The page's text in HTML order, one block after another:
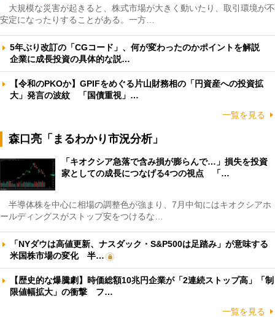
大規模な災害が起きると、株式市場が大きく動いたり、取引環境が不
安定になったりすることがある。一方…
5年ぶり改訂の「CGコード」、何が変わったのかポイントを解説
企業に成長投資の具体的な説…
【令和のPKOか】GPIFをめぐる片山財務相の「円資産への投資拡
大」発言の波紋 「国債重視」…
一覧を見る
森口亮「まるわかり市況分析」
「キオクシア急落で含み損が膨らんで…」損失を投資
家としての成長につなげる4つの視点 「…
半導体株を中心に相場の調整色が強まり、7月中旬にはキオクシアホ
ールディングスがストップ安をつけるな…
「NYダウは高値更新、ナスダック・S&P500は足踏み」が意味する
米国株市場の変化 半…
【歴史的な爆騰劇】時価総額10兆円企業が「2連続ストップ高」「制
限値幅拡大」の衝撃 フ…
一覧を見る